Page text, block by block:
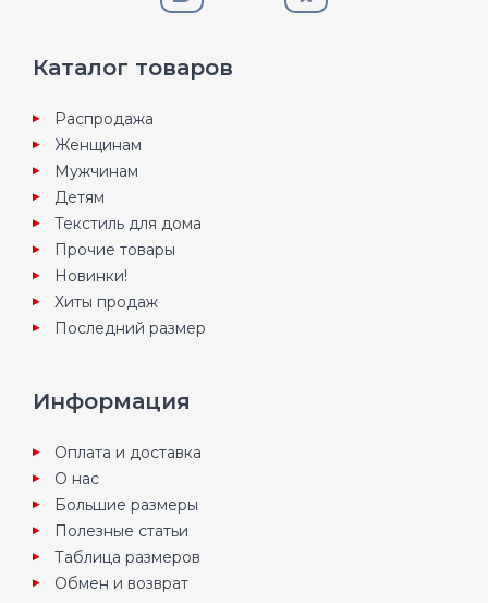
Каталог товаров
Распродажа
Женщинам
Мужчинам
Детям
Текстиль для дома
Прочие товары
Новинки!
Хиты продаж
Последний размер
Информация
Оплата и доставка
О нас
Большие размеры
Полезные статьи
Таблица размеров
Обмен и возврат